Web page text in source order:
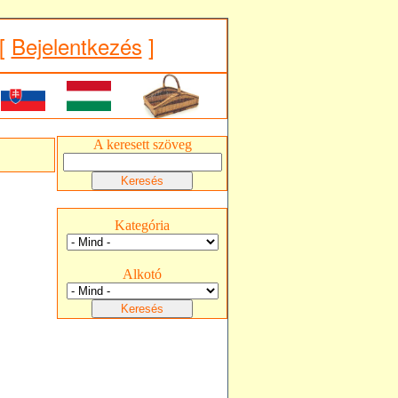
Bejelentkezés ]
A keresett szöveg
Kategória
Alkotó